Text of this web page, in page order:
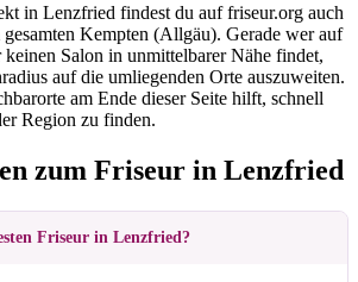
in Lenzfried findest du auf friseur.org auch
gesamten Kempten (Allgäu). Gerade wer auf
Salon in unmittelbarer Nähe findet,
auf die umliegenden Orte auszuweiten.
am Ende dieser Seite hilft, schnell
Region zu finden.
zum Friseur in Lenzfried
Friseur in Lenzfried?